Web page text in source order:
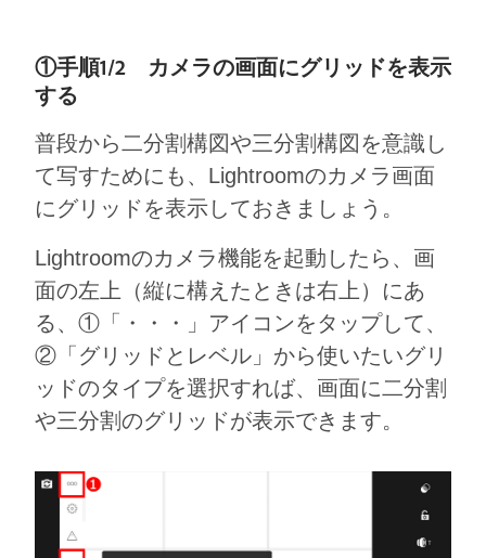
①手順1/2 カメラの画面にグリッドを表示
する
普段から二分割構図や三分割構図を意識し
て写すためにも、Lightroomのカメラ画面
にグリッドを表示しておきましょう。
Lightroomのカメラ機能を起動したら、画
面の左上（縦に構えたときは右上）にあ
る、①「・・・」アイコンをタップして、
②「グリッドとレベル」から使いたいグリ
ッドのタイプを選択すれば、画面に二分割
や三分割のグリッドが表示できます。